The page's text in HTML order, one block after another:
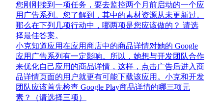
您刚刚接到一项任务，要去监控两个月前启动的一个应
用广告系列。您了解到，其中的素材资源从未更新过。
那么在下列几项行动中，哪两项是您应该做的？ 请选
择最佳答案。
小克知道应用在应用商店中的商品详情对她的 Google
应用广告系列有一定影响。所以，她想与开发团队合作
来优化自己应用的商品详情，这样，点击广告后进入商
品详情页面的用户就更有可能下载该应用。小克和开发
团队应该首先检查 Google Play商品详情的哪三项元
素？（请选择三项）